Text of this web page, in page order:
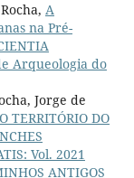
A
na Pré-
Arqueologia do
Jorge de
TERRITÓRIO DO
Vol. 2021
ANTIGOS